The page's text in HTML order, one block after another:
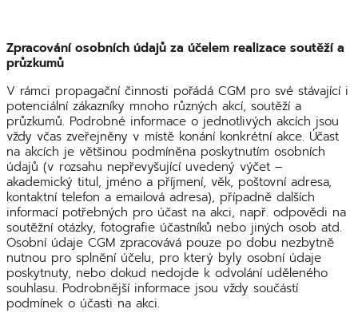
Zpracování osobních údajů za účelem realizace soutěží a
průzkumů
V rámci propagační činnosti pořádá CGM pro své stávající i
potenciální zákazníky mnoho různých akcí, soutěží a
průzkumů. Podrobné informace o jednotlivých akcích jsou
vždy včas zveřejněny v místě konání konkrétní akce. Účast
na akcích je většinou podmíněna poskytnutím osobních
údajů (v rozsahu nepřevyšující uvedený výčet –
akademický titul, jméno a příjmení, věk, poštovní adresa,
kontaktní telefon a emailová adresa), případně dalších
informací potřebných pro účast na akci, např. odpovědi na
soutěžní otázky, fotografie účastníků nebo jiných osob atd.
Osobní údaje CGM zpracovává pouze po dobu nezbytně
nutnou pro splnění účelu, pro který byly osobní údaje
poskytnuty, nebo dokud nedojde k odvolání uděleného
souhlasu. Podrobnější informace jsou vždy součástí
podmínek o účasti na akci.